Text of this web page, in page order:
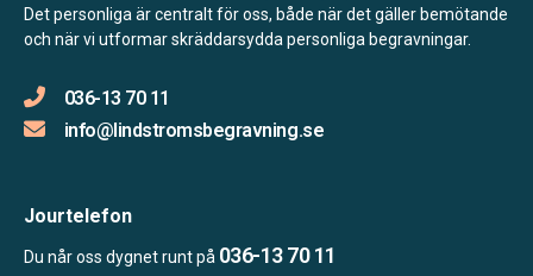
Det personliga är centralt för oss, både när det gäller bemötande
och när vi utformar skräddarsydda personliga begravningar.
036-13 70 11
info@lindstromsbegravning.se
Jourtelefon
Du når oss dygnet runt på 036-13 70 11